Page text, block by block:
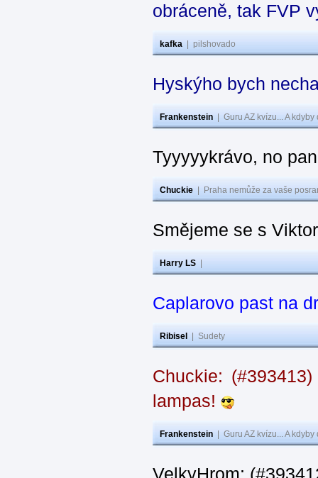
obráceně, tak FVP
kafka pilshovado
Hyskýho bych
Frankenstein Guru AZ kvízu... A
Tyyyyykrávo, no
Chuckie Praha nemůže za vaše
Smějeme se s
Harry LS
Caplarovo past na
Ribisel Sudety
Chuckie:
lampas!
Frankenstein Guru AZ kvízu... A
VelkyHrom: